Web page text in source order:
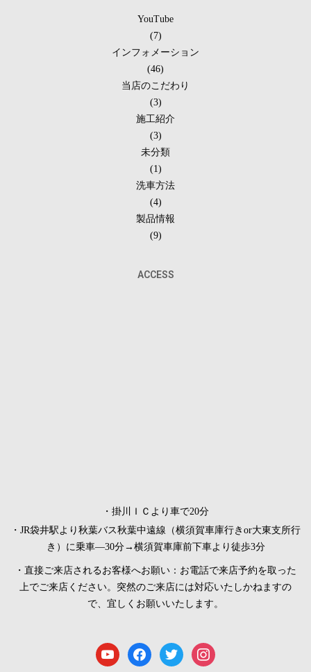
YouTube
(7)
インフォメーション
(46)
当店のこだわり
(3)
施工紹介
(3)
未分類
(1)
洗車方法
(4)
製品情報
(9)
ACCESS
・掛川ＩＣより車で20分
・JR袋井駅より秋葉バス秋葉中遠線（横須賀車庫行きor大東支所行
き）に乗車―30分→横須賀車庫前下車より徒歩3分
・直接ご来店されるお客様へお願い：お電話で来店予約を取った
上でご来店ください。突然のご来店には対応いたしかねますの
で、宜しくお願いいたします。